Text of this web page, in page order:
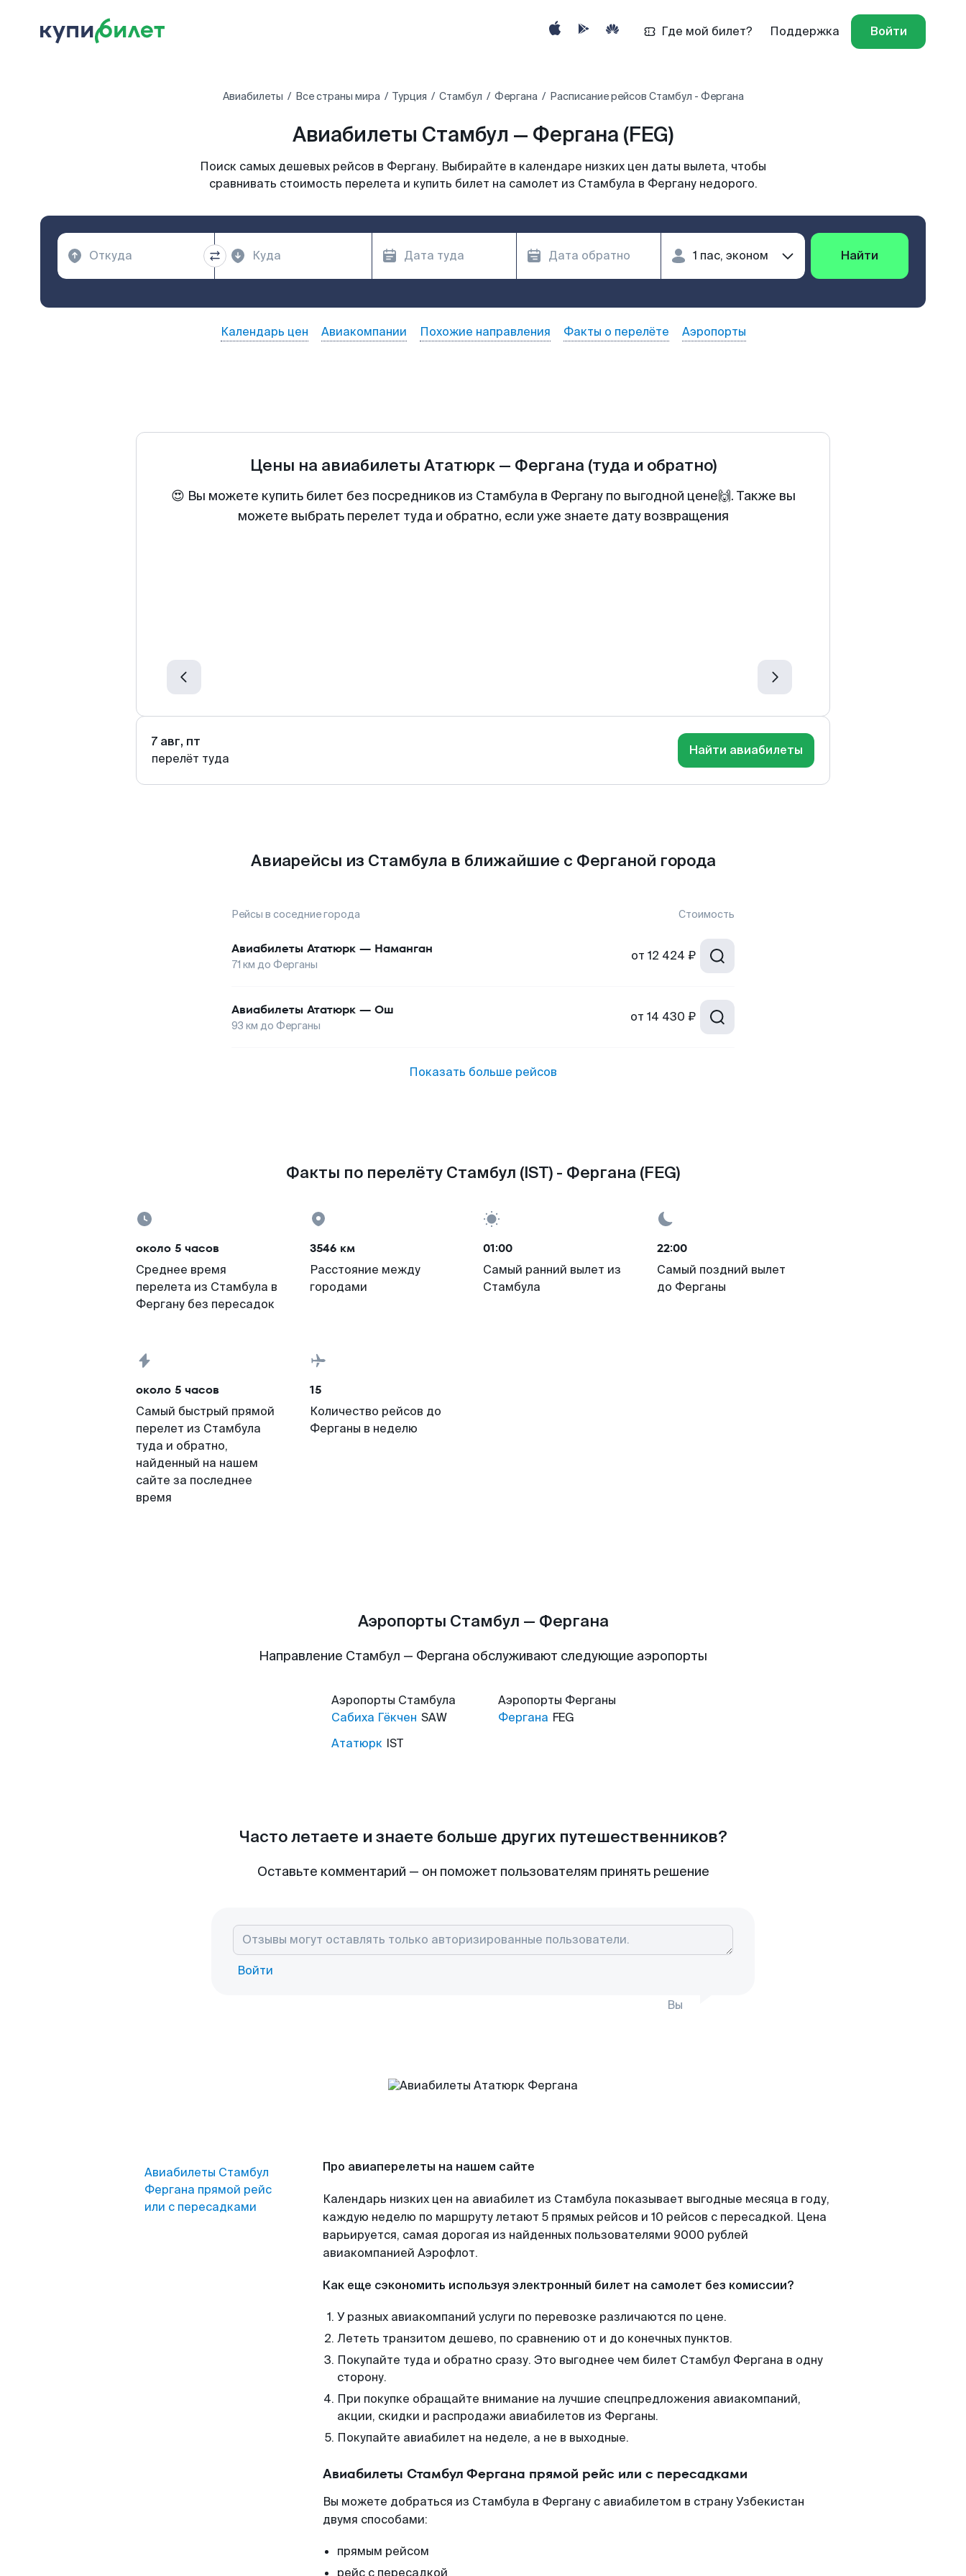
Где мой билет? Поддержка Войти
Авиабилеты Все страны мира Турция Стамбул Фергана Расписание рейсов Стамбул - Фергана
Авиабилеты Стамбул — Фергана (FEG)
Поиск самых дешевых рейсов в Фергану. Выбирайте в календаре низких цен даты вылета, чтобы
сравнивать стоимость перелета и купить билет на самолет из Стамбула в Фергану недорого.
Найти
Календарь цен Авиакомпании Похожие направления Факты о перелёте Аэропорты
Цены на авиабилеты Ататюрк— Фергана (туда и обратно)
😍 Вы можете купить билет без посредников из Стамбула в Фергану по выгодной цене🙌. Также вы
можете выбрать перелет туда и обратно, если уже знаете дату возвращения
7 авг, пт
перелёт туда
Найти авиабилеты
Авиарейсы из Стамбула в ближайшие с Ферганой города
Рейсы в соседние города Стоимость
Авиабилеты Ататюрк — Наманган
71 км до Ферганы
от 12 424 ₽
Авиабилеты Ататюрк — Ош
93 км до Ферганы
от 14 430 ₽
Показать больше рейсов
Факты по перелёту Стамбул (IST) - Фергана (FEG)
около 5 часов
Среднее время
перелета из Стамбула в
Фергану без пересадок
3546 км
Расстояние между
городами
01:00
Самый ранний вылет из
Стамбула
22:00
Самый поздний вылет
до Ферганы
около 5 часов
Самый быстрый прямой
перелет из Стамбула
туда и обратно,
найденный на нашем
сайте за последнее
время
15
Количество рейсов до
Ферганы в неделю
Аэропорты Стамбул — Фергана
Направление Стамбул — Фергана обслуживают следующие аэропорты
Аэропорты Стамбула
Сабиха Гёкчен SAW
Ататюрк IST
Аэропорты Ферганы
Фергана FEG
Часто летаете и знаете больше других путешественников?
Оставьте комментарий — он поможет пользователям принять решение
Войти
Вы
Авиабилеты Стамбул
Фергана прямой рейс
или с пересадками
Про авиаперелеты на нашем сайте
Календарь низких цен на авиабилет из Стамбула показывает выгодные месяца в году,
каждую неделю по маршруту летают 5 прямых рейсов и 10 рейсов с пересадкой. Цена
варьируется, самая дорогая из найденных пользователями 9000 рублей
авиакомпанией Аэрофлот.
Как еще сэкономить используя электронный билет на самолет без комиссии?
У разных авиакомпаний услуги по перевозке различаются по цене.
Лететь транзитом дешево, по сравнению от и до конечных пунктов.
Покупайте туда и обратно сразу. Это выгоднее чем билет Стамбул Фергана в одну
сторону.
При покупке обращайте внимание на лучшие спецпредложения авиакомпаний,
акции, скидки и распродажи авиабилетов из Ферганы.
Покупайте авиабилет на неделе, а не в выходные.
Авиабилеты Стамбул Фергана прямой рейс или с пересадками
Вы можете добраться из Стамбула в Фергану с авиабилетом в страну Узбекистан
двумя способами:
прямым рейсом
рейс с пересадкой